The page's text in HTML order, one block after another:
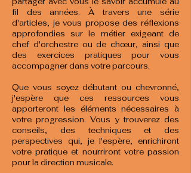
fil des années. À travers une série
d'articles, je vous propose des réflexions
approfondies sur le métier exigeant de
chef d'orchestre ou de chœur, ainsi que
des exercices pratiques pour vous
accompagner dans votre parcours.
Que vous soyez débutant ou chevronné,
j'espère que ces ressources vous
apporteront les éléments nécessaires à
votre progression. Vous y trouverez des
conseils, des techniques et des
perspectives qui, je l'espère, enrichiront
votre pratique et nourriront votre passion
pour la direction musicale.